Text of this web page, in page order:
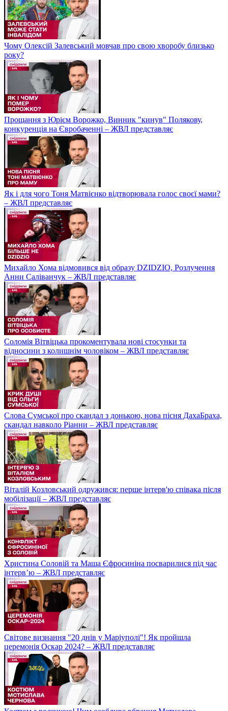
Чому Олексій Залевський мовчав про свою хворобу близько
року?
Прощання з Юрієм Ворожко, Винник "кинув" Полякову,
конкуренція на Євробаченні – ЖВЛ представляє
Як і для чого Тоня Матвієнко відтворювала голос своєї мами?
– ЖВЛ представляє
Михайло Хома відмовився від образу DZIDZIO, Розлучення
Анни Саліванчук – ЖВЛ представляє
Соломія Вітвіцька прокоментувала нові стосунки та
відносини з колишнім чоловіком – ЖВЛ представляє
Слова Сумської про скандал з донькою, нова пісня ДахаБраха,
скандал навколо Ріанни – ЖВЛ представляє
Віталій Козловський одружився: перше інтерв'ю співака після
мобілізації – ЖВЛ представляє
Христина Соловій та Маша Єфросиніна посварилися під час
інтерв’ю – ЖВЛ представляє
Світове визнання "20 днів у Маріуполі"! Як пройшла
церемонія Оскар 2024? – ЖВЛ представляє